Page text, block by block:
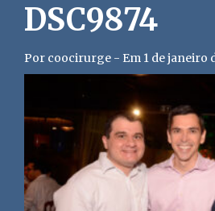
DSC9874
Por coocirurge - Em 1 de janeiro